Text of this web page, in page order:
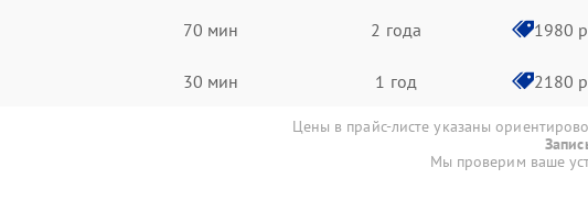
70 мин 2 года 1980 р
30 мин 1 год 2180 р
Цены в прайс-листе указаны
Мы проверим ваше